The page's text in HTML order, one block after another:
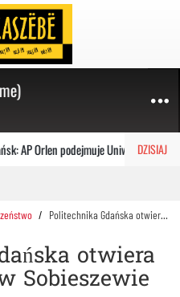
DZISIAJ
AP Orlen podejmuje Uniwersytet
Politechnika Gdańska otwiera nowy ośrodek w Sobieszewie
otwiera
Sobieszewie